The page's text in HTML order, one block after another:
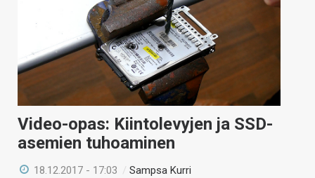
Video-opas: Kiintolevyjen ja SSD-
asemien tuhoaminen
18.12.2017 - 17:03 /Sampsa Kurri